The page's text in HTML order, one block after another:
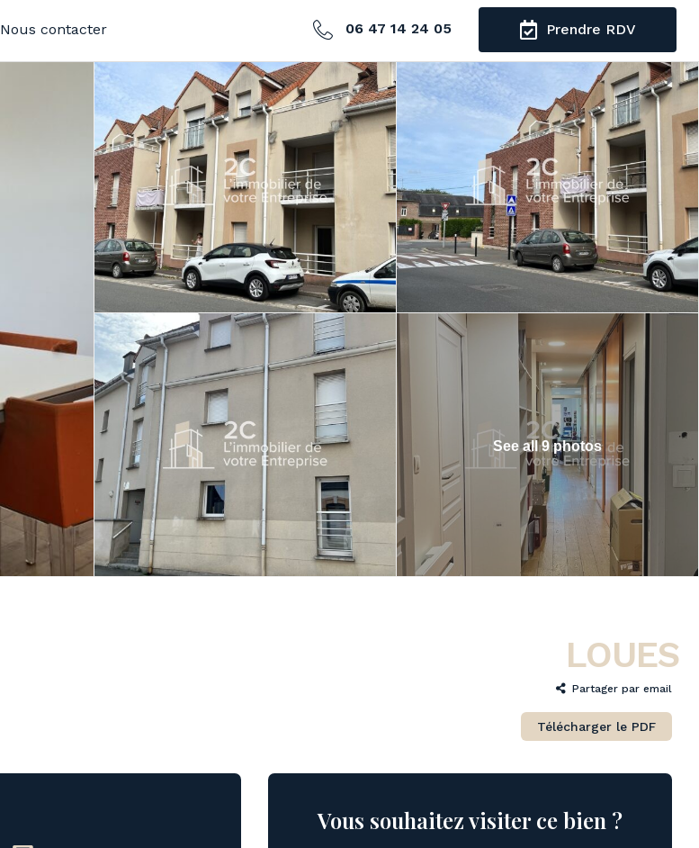
Nous contacter 06 47 14 24 05 Prendre RDV
See all 9 photos
LOUES
Partager
Télécharger le PDF
Vous souhaitez visiter ce bien ?